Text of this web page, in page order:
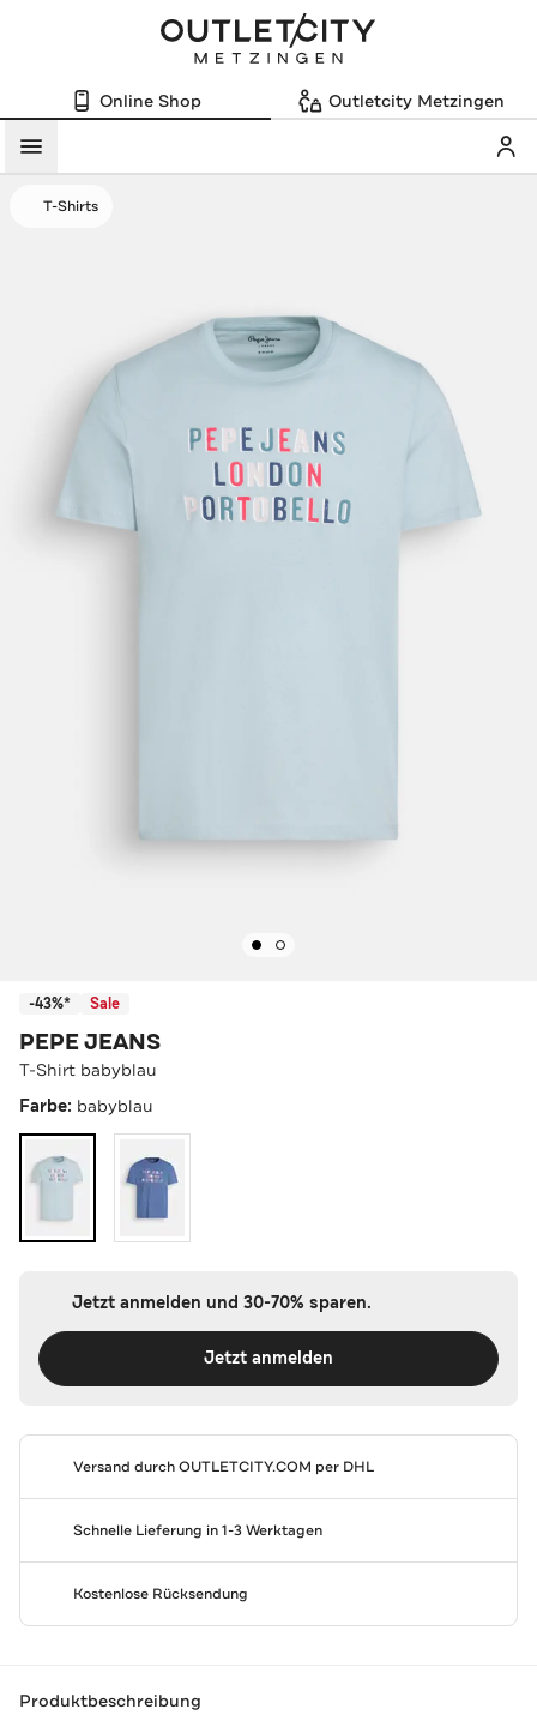
Online Shop Outletcity Metzingen
Menü
T-Shirts
-43%* Sale
PEPE JEANS
T-Shirt babyblau
Farbe: babyblau
Jetzt anmelden und 30-70% sparen.
Jetzt anmelden
Versand durchOUTLETCITY.COM per DHL
Schnelle Lieferung in 1-3 Werktagen
Kostenlose Rücksendung
Produktbeschreibung